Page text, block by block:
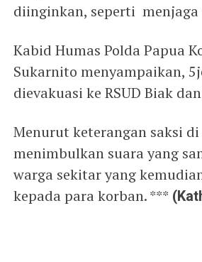
diinginkan, seperti
Kabid Humas Polda Papua
Sukarnito menyampaikan,
dievakuasi ke RSUD Biak
Menurut keterangan saksi
menimbulkan suara yang
warga sekitar yang
kepada para korban. ***